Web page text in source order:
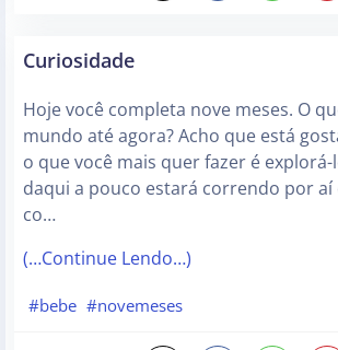
Curiosidade
Hoje você completa nove meses. O
mundo até agora? Acho que está
o que você mais quer fazer é
daqui a pouco estará correndo por aí
co…
(…Continue Lendo…)
#bebe #novemeses